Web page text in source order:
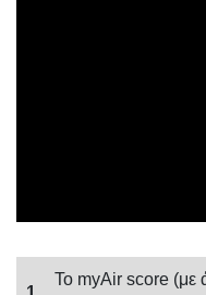
Το myAir score (με